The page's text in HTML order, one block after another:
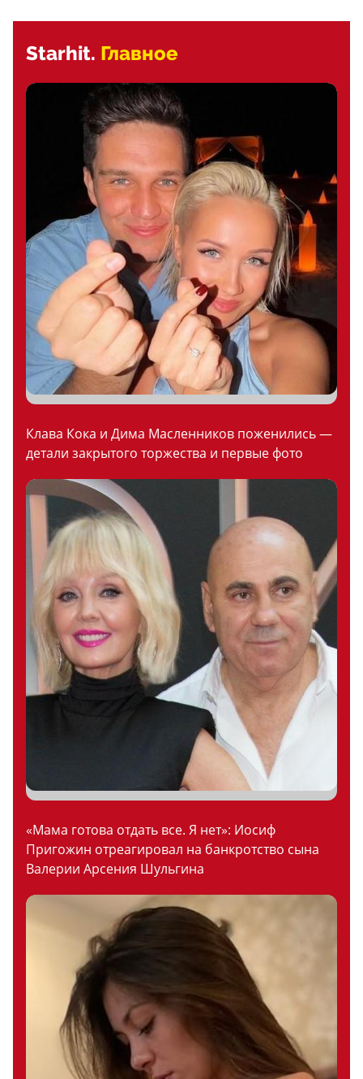
Starhit. Главное
Клава Кока и Дима Масленников поженились —
детали закрытого торжества и первые фото
«Мама готова отдать все. Я нет»: Иосиф
Пригожин отреагировал на банкротство сына
Валерии Арсения Шульгина